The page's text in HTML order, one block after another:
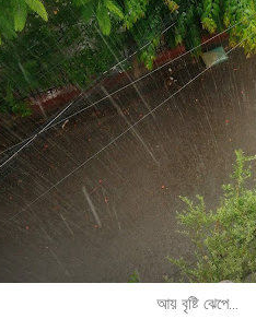
আয় বৃষ্টি ঝেপে...